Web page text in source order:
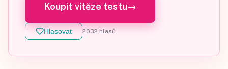
Koupit vítěze testu→
Hlasovat 2032 hlasů